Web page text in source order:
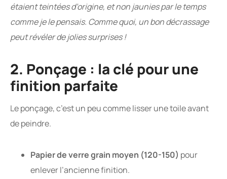
étaient teintées d’origine, et non jaunies par le temps
comme je le pensais. Comme quoi, un bon décrassage
peut révéler de jolies surprises !
2. Ponçage : la clé pour une
finition parfaite
Le ponçage, c’est un peu comme lisser une toile avant
de peindre.
Papier de verre grain moyen (120-150) pour
enlever l’ancienne finition.